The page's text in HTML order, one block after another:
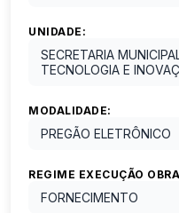
UNIDADE:
SECRETARIA
TECNOLOGIA E
MODALIDADE:
PREGÃO ELETRÔNICO
REGIME EXECUÇÃO
FORNECIMENTO